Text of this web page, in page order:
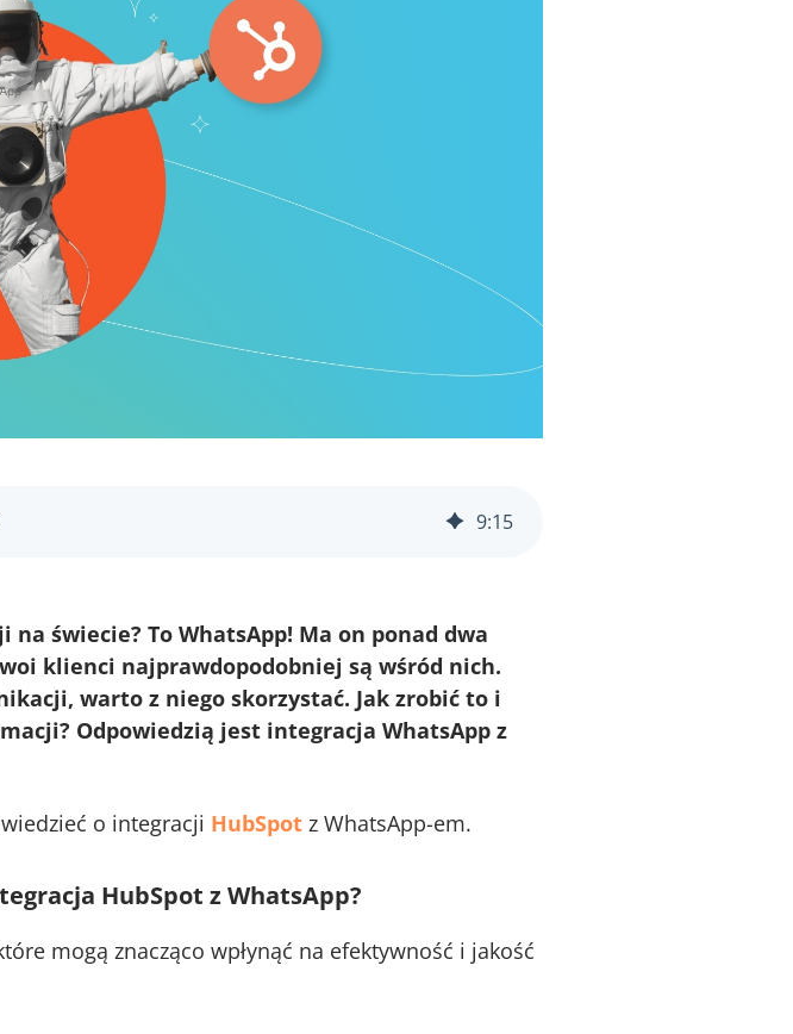
9:15
świecie? To WhatsApp! Ma on ponad dwa
klienci najprawdopodobniej są wśród nich.
warto z niego skorzystać. Jak zrobić to i
Odpowiedzią jest integracja WhatsApp z
o integracji HubSpot z WhatsApp-em.
HubSpot z WhatsApp?
mogą znacząco wpłynąć na efektywność i jakość